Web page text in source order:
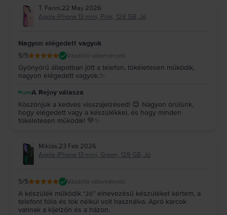
T. Fanni,22 May 2026
Apple iPhone 13 mini, Pink, 128 GB, Jó
Nagyon elégedett vagyok
5/5 Vásárlói vélemények
Gyönyörű állapotban jött a telefon, tökéletesen működik,
nagyon elégedett vagyok.✨
A Rejoy válasza
Köszönjük a kedves visszajelzésed! 😊 Nagyon örülünk,
hogy elégedett vagy a készülékkel, és hogy minden
tökéletesen működik! 💚✨
Miklós,23 Feb 2026
Apple iPhone 13 mini, Green, 128 GB, Jó
5/5 Vásárlói vélemények
A készülék működik “Jó” elnevezésű készüléket kértem, a
telefont fólia és tök nélkül volt használva. Apró karcok
vannak a kijelzőn és a házon.